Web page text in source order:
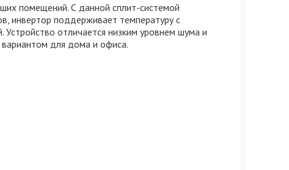
помещений. С данной сплит-системой
инвертор поддерживает температуру с
отличается низким уровнем шума и
для дома и офиса.